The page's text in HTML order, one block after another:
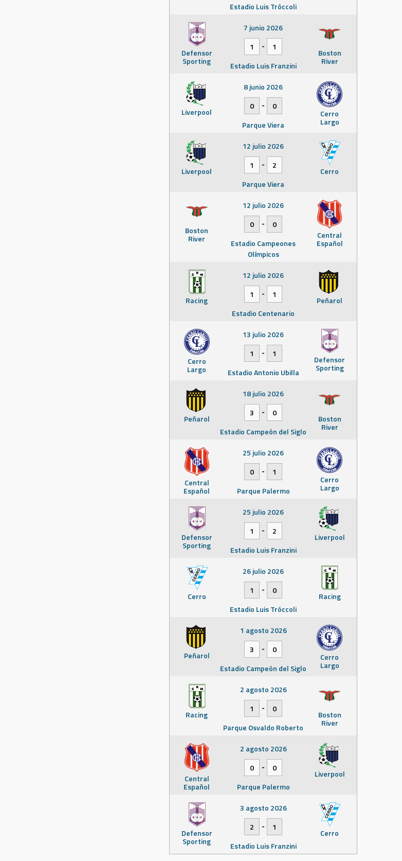
Estadio Luis Tróccoli
Defensor
Sporting
Boston
River
7 junio 2026
1
-
1
Estadio Luis Franzini
Liverpool Cerro
Largo
8 junio 2026
0
-
0
Parque Viera
Liverpool Cerro
12 julio 2026
1
-
2
Parque Viera
Boston
River Central
Español
12 julio 2026
0
-
0
Estadio Campeones
Olímpicos
Racing Peñarol
12 julio 2026
1
-
1
Estadio Centenario
Cerro
Largo
Defensor
Sporting
13 julio 2026
1
-
1
Estadio Antonio Ubilla
Peñarol Boston
River
18 julio 2026
3
-
0
Estadio Campeón del Siglo
Central
Español
Cerro
Largo
25 julio 2026
0
-
1
Parque Palermo
Defensor
Sporting
Liverpool
25 julio 2026
1
-
2
Estadio Luis Franzini
Cerro Racing
26 julio 2026
1
-
0
Estadio Luis Tróccoli
Peñarol Cerro
Largo
1 agosto 2026
3
-
0
Estadio Campeón del Siglo
Racing Boston
River
2 agosto 2026
1
-
0
Parque Osvaldo Roberto
Central
Español
Liverpool
2 agosto 2026
0
-
0
Parque Palermo
Defensor
Sporting
Cerro
3 agosto 2026
2
-
1
Estadio Luis Franzini